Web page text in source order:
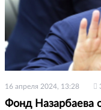
16 апреля 2024, 13:28
Фонд Назарбаева